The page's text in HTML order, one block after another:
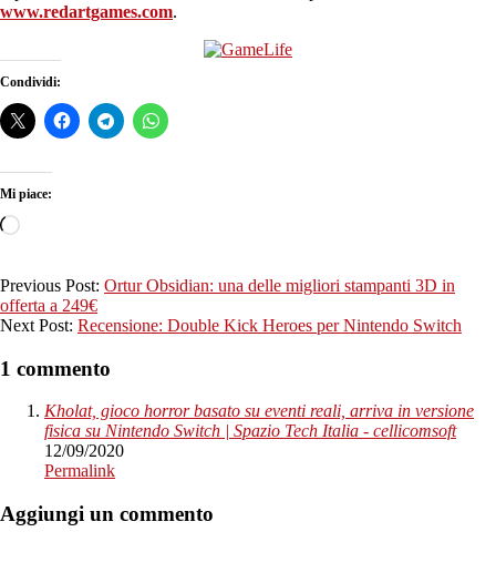
www.redartgames.com.
Condividi:
Mi piace:
Caricamento
2020-
09-
12
Previous Post: Ortur Obsidian: una delle migliori stampanti 3D in
offerta a 249€
Next Post: Recensione: Double Kick Heroes per Nintendo Switch
1 commento
Kholat, gioco horror basato su eventi reali, arriva in versione
fisica su Nintendo Switch | Spazio Tech Italia - cellicomsoft
12/09/2020
Permalink
Aggiungi un commento